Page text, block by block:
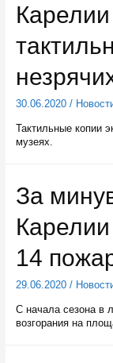
30.06.2020/
Тактильные копии
музеях.
За
14
29.06.2020/
С начала сезона в
возгорания на